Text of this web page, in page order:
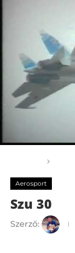
Aerosport
Szu 30
Szerző: